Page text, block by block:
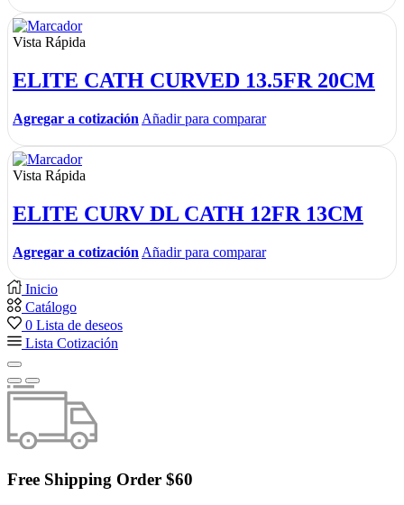
Vista Rápida
ELITE CATH CURVED 13.5FR 20CM
Agregar a cotización Añadir para comparar
Vista Rápida
ELITE CURV DL CATH 12FR 13CM
Agregar a cotización Añadir para comparar
Inicio
Catálogo
0 Lista de deseos
Lista Cotización
Free Shipping Order $60